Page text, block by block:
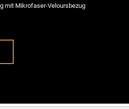
mit Mikrofaser-Veloursbezug